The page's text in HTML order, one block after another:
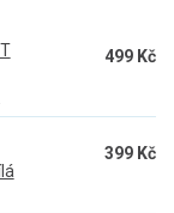
499 Kč
399 Kč